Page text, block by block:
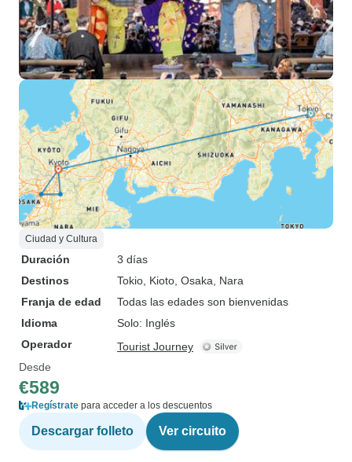
Ciudad y Cultura
Duración
3 días
Destinos
Tokio , Kioto , Osaka , Nara
Franja de edad
Todas las edades son bienvenidas
Idioma
Solo: Inglés
Operador
Tourist Journey
Desde
€589
Regístrate para acceder a los descuentos
Descargar folleto Ver circuito